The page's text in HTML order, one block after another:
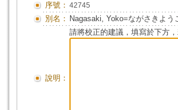
序號： 42745
別名： Nagasaki, Yoko=ながさきよう
說明：
請將校正的建議，填寫於下方